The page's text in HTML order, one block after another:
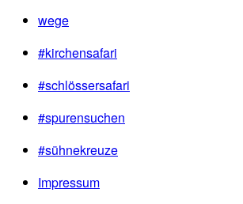
wege
#kirchensafari
#schlössersafari
#spurensuchen
#sühnekreuze
Impressum